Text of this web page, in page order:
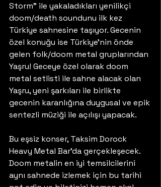
Storm" ile yakaladıkları yenilikçi
doom/death soundunu ilk kez
Türkiye sahnesine taşıyor. Gecenin
özel konuğu ise Türkiye'nin önde
gelen folk/doom metal gruplarından
Yaşru! Geceye özel olarak doom
metal setlisti ile sahne alacak olan
Yaşru, yeni şarkıları ile birlikte
gecenin karanlığına duygusal ve epik
sentezli müziği ile açılışı yapacak.
Bu eşsiz konser, Taksim Dorock
Heavy Metal Bar'da gerçekleşecek.
Doom metalin en iyi temsilcilerini
aynı sahnede izlemek için bu tarihi